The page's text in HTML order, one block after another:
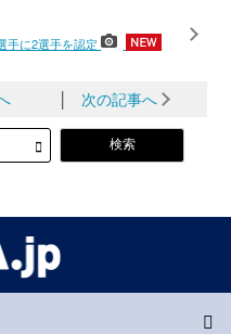
手に2選手を認定
│ 次の記事へ